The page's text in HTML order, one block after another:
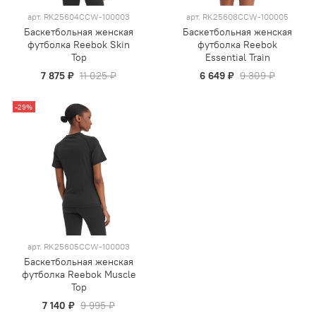
арт. RK25604CCW-100003
Баскетбольная женская
футболка Reebok Skin
Top
7 875 ₽ 11 025 ₽
арт. RK25608CCW-100005
Баскетбольная женская
футболка Reebok
Essential Train
6 649 ₽ 9 309 ₽
-29%
арт. RK25605CCW-100003
Баскетбольная женская
футболка Reebok Muscle
Top
7 140 ₽ 9 995 ₽